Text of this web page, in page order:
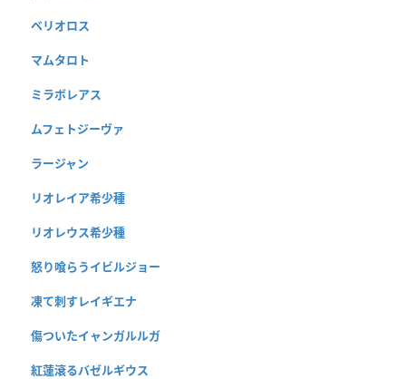
ベリオロス
マムタロト
ミラボレアス
ムフェトジーヴァ
ラージャン
リオレイア希少種
リオレウス希少種
怒り喰らうイビルジョー
凍て刺すレイギエナ
傷ついたイャンガルルガ
紅蓮滾るバゼルギウス